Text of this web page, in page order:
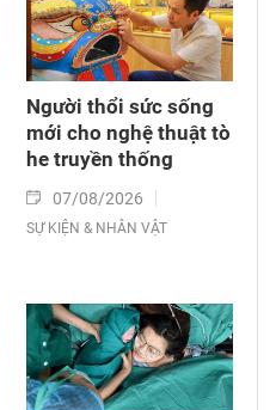
Người thổi sức sống
mới cho nghệ thuật tò
he truyền thống
07/08/2026
SỰ KIỆN & NHÂN VẬT